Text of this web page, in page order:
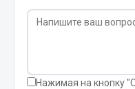
Весь раздел
Стяжки, тросы,
Нажимая на кнопку